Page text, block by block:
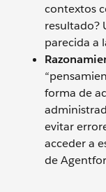
contextos
resultado?
parecida a
forma de
evitar
acceder a
de